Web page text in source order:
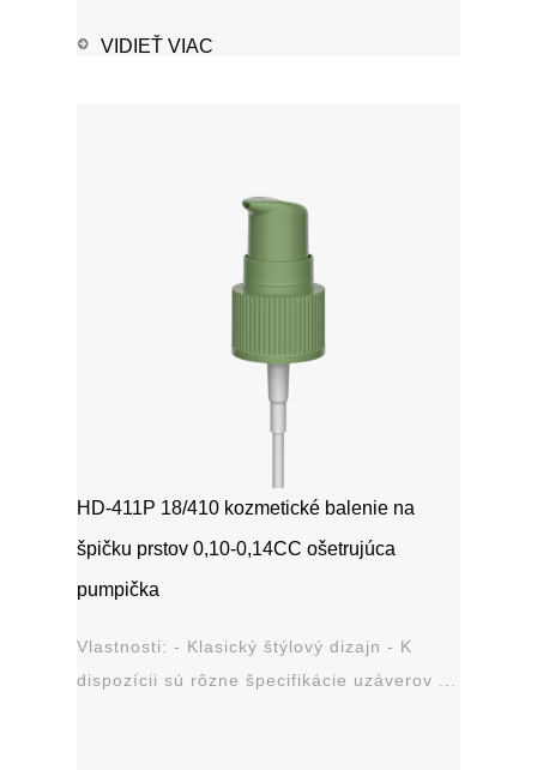
VIDIEŤ VIAC
HD-411P 18/410 kozmetické balenie na
špičku prstov 0,10-0,14CC ošetrujúca
pumpička
Vlastnosti: - Klasický štýlový dizajn - K